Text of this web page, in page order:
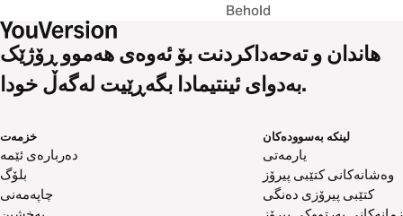
Behold
هاندان و تەحەداکردنت بۆ ئەوەی هەموو ڕۆژێک
بەدوای ئینتیمادا بگەڕێیت لەگەڵ خودا.
خزمەت
دەربارەی ئێمە
بلۆگ
چاپەمەنی
لینکە بەسوودەکان
یارمەتی
وەشانەکانی کتێبی پیرۆز
کتێبی پیرۆزی دەنگی